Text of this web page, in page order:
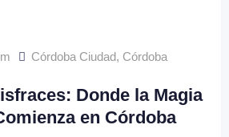
Córdoba Ciudad, Córdoba
Donde la Magia
en Córdoba